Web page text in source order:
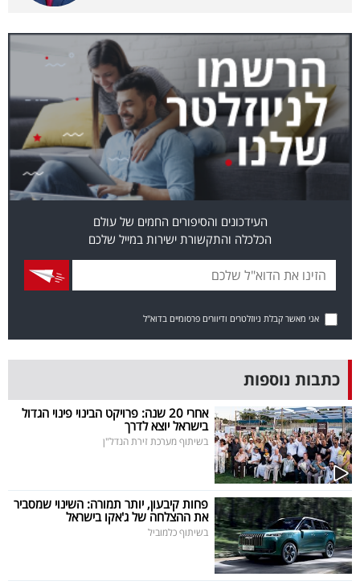
ניוזלטרים
מייל
אדום
אחרינו:
העידכונים והסיפורים החמים של עולם
הכלכלה והתקשורת ישירות במייל שלכם
אני מאשר קבלת ניוזלטרים ודיוורים פרסומיים בדוא"ל
כתבות נוספות
אחרי 20 שנה: פרויקט הבינוי פינוי הגדול
בישראל יוצא לדרך
בשיתוף מערכת זירת הנדל"ן
פחות קיבעון, יותר תמורה: השינוי שמסביר
את ההצלחה של ג'אקו בישראל
בשיתוף כלמוביל